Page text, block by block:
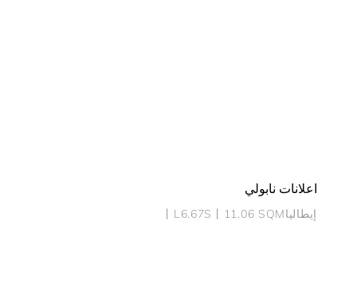
اعلانات نابولي
إيطاليا丨L6.67S丨11.06 SQM